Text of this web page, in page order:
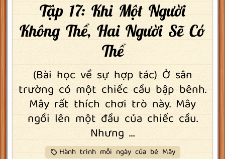
Tập 17: Khi Một Người
Không Thể, Hai Người Sẽ Có
Thể
(Bài học về sự hợp tác) Ở sân
trường có một chiếc cầu bập bênh.
Mây rất thích chơi trò này. Mây
ngồi lên một đầu của chiếc cầu.
Nhưng ...
Hành trình mỗi ngày của bé Mây